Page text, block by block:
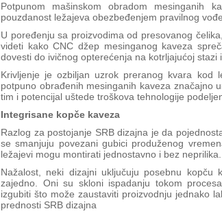
Potpunom mašinskom obradom mesinganih
pouzdanost ležajeva obezbeđenjem pravilnog
U poređenju sa proizvodima od presovanog
videti kako CNC džep mesinganog kaveza
dovesti do ivičnog opterećenja na kotrljajućoj stazi
Krivljenje je ozbiljan uzrok preranog kvara kod
potpuno obrađenih mesinganih kaveza značajno
tim i potencijal uštede troškova tehnologije
Integrisane kopče kaveza
Razlog za postojanje SRB dizajna je da
se smanjuju povezani gubici produženog
ležajevi mogu montirati jednostavno i bez neprilika.
Nažalost, neki dizajni uključuju posebnu kopču
zajedno. Oni su skloni ispadanju tokom
izgubiti što može zaustaviti proizvodnju jednako
prednosti SRB dizajna